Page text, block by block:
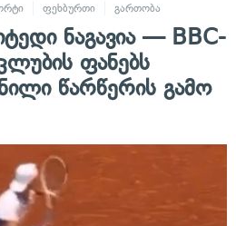
ფეხბურთი გართობა
ნაგავია — BBC-
ფანებს
წარწერის გამო